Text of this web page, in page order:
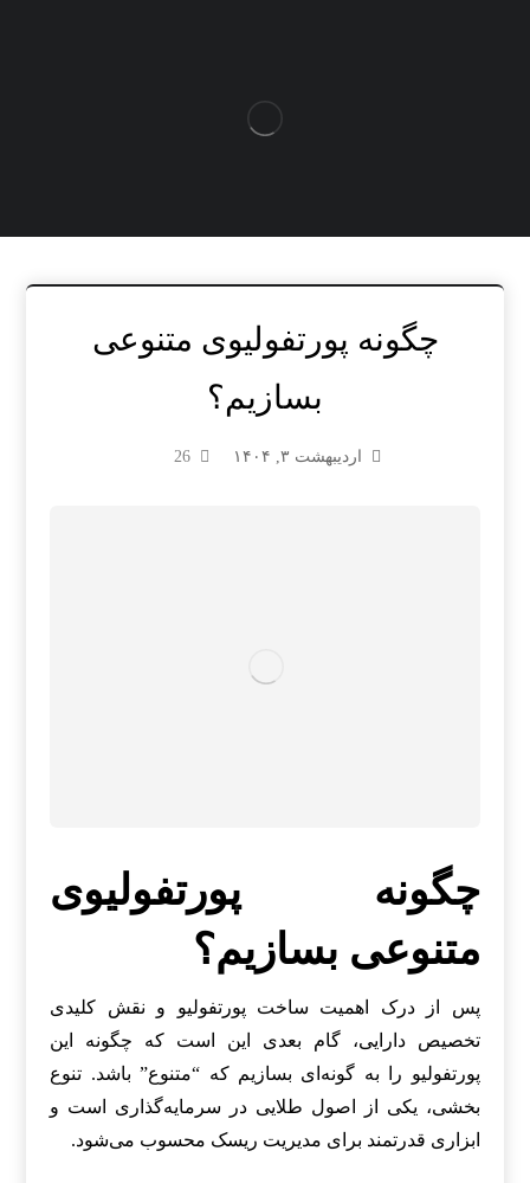
چگونه پورتفولیوی متنوعی
بسازیم؟
اردیبهشت ۳, ۱۴۰۴ 26
چگونه پورتفولیوی
متنوعی بسازیم؟
پس از درک اهمیت ساخت پورتفولیو و نقش کلیدی
تخصیص دارایی، گام بعدی این است که چگونه این
پورتفولیو را به گونه‌ای بسازیم که “متنوع” باشد. تنوع
بخشی، یکی از اصول طلایی در سرمایه‌گذاری است و
ابزاری قدرتمند برای مدیریت ریسک محسوب می‌شود.